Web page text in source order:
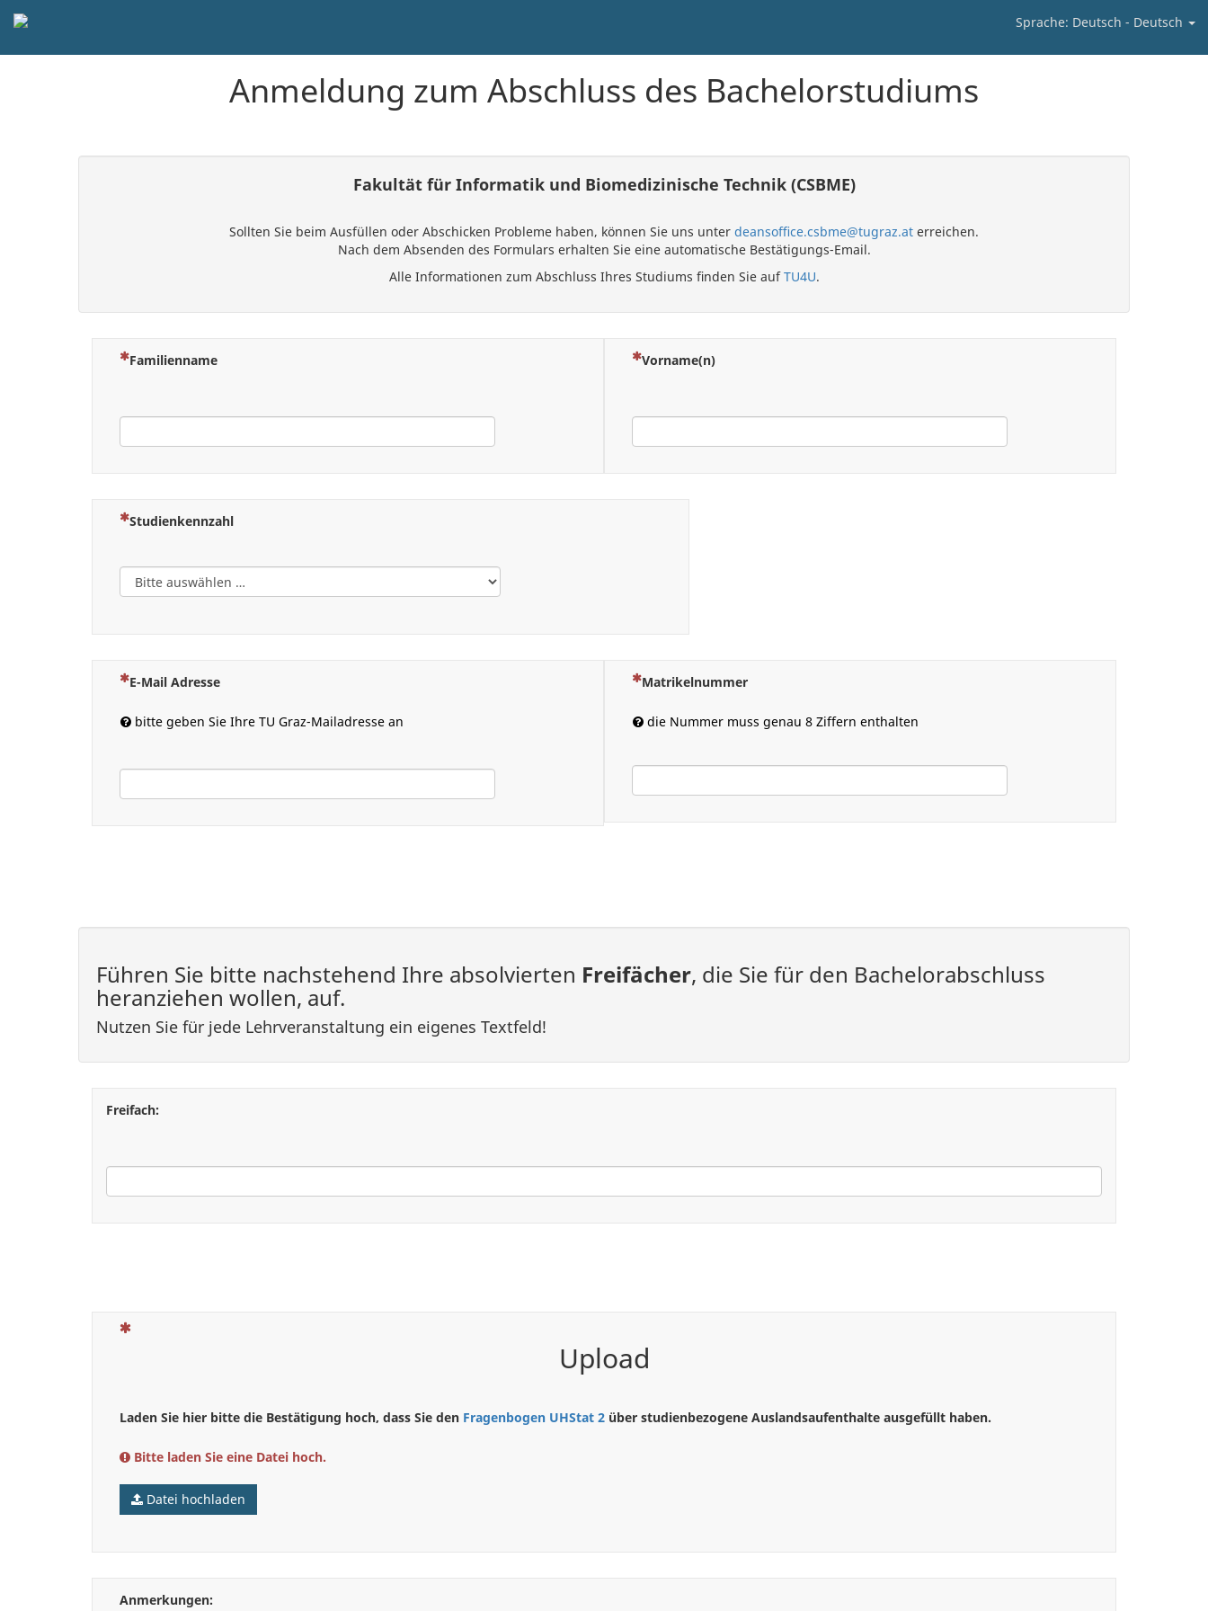
Sprache: Deutsch - Deutsch
Anmeldung zum Abschluss des Bachelorstudiums
Fakultät für Informatik und Biomedizinische Technik (CSBME)
Sollten Sie beim Ausfüllen oder Abschicken Probleme haben, können Sie uns unter deansoffice.csbme@tugraz.at erreichen.
Nach dem Absenden des Formulars erhalten Sie eine automatische Bestätigungs-Email.
Alle Informationen zum Abschluss Ihres Studiums finden Sie aufTU4U.
(Dies ist eine Pflichtfrage.)
Familienname (Dies ist eine Pflichtfrage.)
Vorname(n)
(Dies ist eine Pflichtfrage.)
Studienkennzahl
(Dies ist eine Pflichtfrage.)
E-Mail Adresse
bitte geben Sie Ihre TU Graz-Mailadresse an
(Dies ist eine Pflichtfrage.)
Matrikelnummer
die Nummer muss genau 8 Ziffern enthalten
Führen Sie bitte nachstehend Ihre absolvierten Freifächer, die Sie für den Bachelorabschluss
heranziehen wollen, auf.
Nutzen Sie für jede Lehrveranstaltung ein eigenes Textfeld!
Freifach:
Upload
Laden Sie hier bitte die Bestätigung hoch, dass Sie den Fragenbogen UHStat 2 über studienbezogene Auslandsaufenthalte ausgefüllt haben.
Bitte laden Sie eine Datei hoch.
Datei hochladen
Anmerkungen: